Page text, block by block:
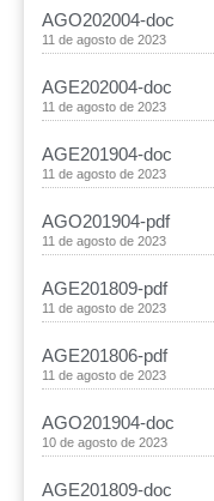
AGO202004-doc
11 de agosto de 2023
AGE202004-doc
11 de agosto de 2023
AGE201904-doc
11 de agosto de 2023
AGO201904-pdf
11 de agosto de 2023
AGE201809-pdf
11 de agosto de 2023
AGE201806-pdf
11 de agosto de 2023
AGO201904-doc
10 de agosto de 2023
AGE201809-doc